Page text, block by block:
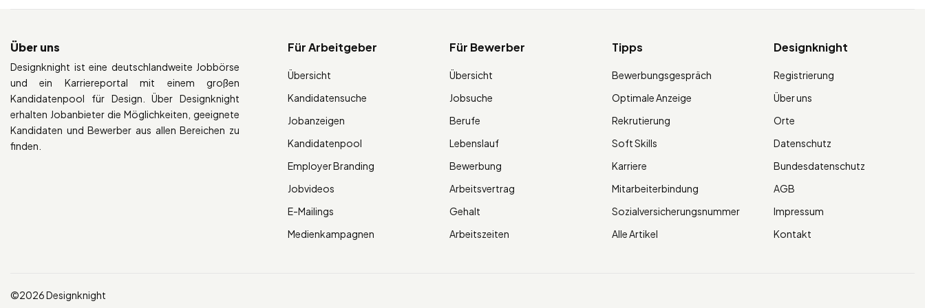
Über uns
Designknight ist eine deutschlandweite Jobbörse
und ein Karriereportal mit einem großen
Kandidatenpool für Design. Über Designknight
erhalten Jobanbieter die Möglichkeiten, geeignete
Kandidaten und Bewerber aus allen Bereichen zu
finden.
Für Arbeitgeber
Übersicht
Kandidatensuche
Jobanzeigen
Kandidatenpool
Employer Branding
Jobvideos
E-Mailings
Medienkampagnen
Für Bewerber
Übersicht
Jobsuche
Berufe
Lebenslauf
Bewerbung
Arbeitsvertrag
Gehalt
Arbeitszeiten
Tipps
Bewerbungsgespräch
Optimale Anzeige
Rekrutierung
Soft Skills
Karriere
Mitarbeiterbindung
Sozialversicherungsnummer
Alle Artikel
Designknight
Registrierung
Über uns
Orte
Datenschutz
Bundesdatenschutz
AGB
Impressum
Kontakt
©2026 Designknight